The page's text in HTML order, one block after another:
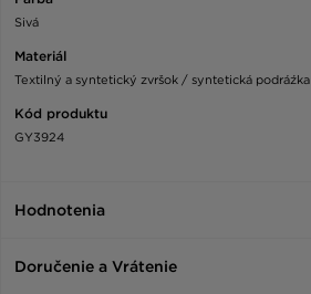
Sivá
Materiál
Textilný a syntetický zvršok / syntetická podráźka
Kód produktu
GY3924
Hodnotenia
Doručenie a Vrátenie